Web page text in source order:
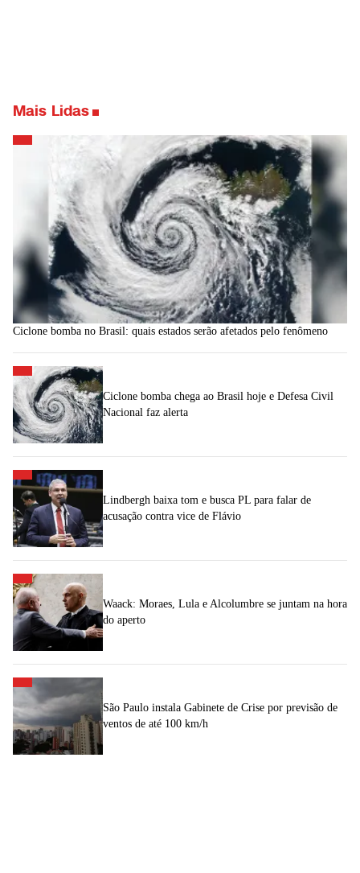
Mais Lidas
Ciclone bomba no Brasil: quais estados serão afetados pelo fenômeno
Ciclone bomba chega ao Brasil hoje e Defesa Civil
Nacional faz alerta
Lindbergh baixa tom e busca PL para falar de
acusação contra vice de Flávio
Waack: Moraes, Lula e Alcolumbre se juntam na hora
do aperto
São Paulo instala Gabinete de Crise por previsão de
ventos de até 100 km/h